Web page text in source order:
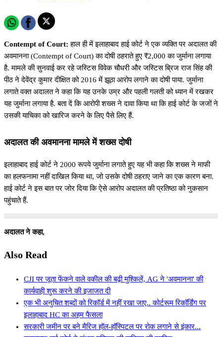
Contempt of Court: हाल ही में इलाहाबाद हाई कोर्ट ने एक व्यक्ति पर अदालत की
अवमानना (Contempt of Court) का दोषी ठहराते हुए ₹2,000 का जुर्माना लगाया
है. मामले की सुनवाई कर रहे जस्टिस विवेक चौधरी और जस्टिस ब्रिज राज सिंह की
पीठ ने देवेंद्र कुमार दीक्षित को 2016 में झूठा आरोप लगाने का दोषी पाया. जुर्माना
लगाते वक्त अदालत ने कहा कि यह उनके उम्र और पहली गलती को ध्यान में रखकर
यह जुर्माना लगाया है. बता दें कि आरोपी शख्स ने दावा किया था कि हाई कोर्ट के जजों ने
उसकी याचिका को खारिज करने के लिए पैसे लिए हैं.
अदालत की अवमानना मामले में शख्स दोषी
इलाहाबाद हाई कोर्ट ने 2000 रूपये जुर्माना लगाते हुए यह भी कहा कि शख्स ने माफी
का हलफनामा नहीं दाखिल किया था, जो उसके दोषी ठहराए जाने का एक कारण बना.
हाई कोर्ट ने इस बात पर जोर दिया कि ऐसे आरोप अदालत की प्रतिष्ठा को नुकसान
पहुंचाते हैं.
अदालत ने कहा,
Also Read
CJI पर जूता फेंकने वाले वकील की बढ़ी मुश्किलें, AG ने 'अवमानना' की
कार्यवाही शुरू करने की इजाजत दी
एक भी अनुचित शब्दों को रिकॉर्ड में नहीं रखा जाए.. कोर्टरूम रिकॉर्डिंग पर
इलाहाबाद HC का अहम फैसला
सरकारी जमीन पर बने मैरिज हॉल-हॉस्पिटल पर रोक लगाने से इंकार...